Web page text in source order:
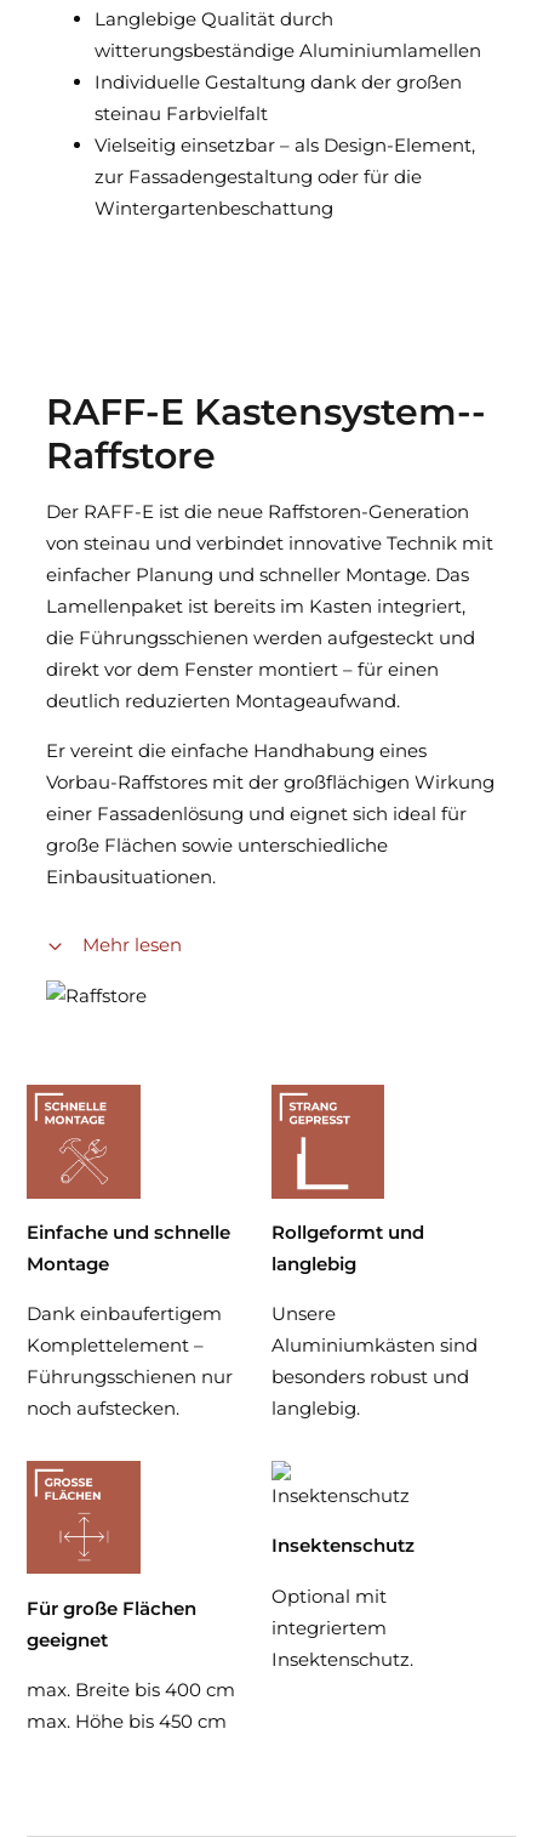
Langlebige Qualität durch
witterungsbeständige Aluminiumlamellen
Individuelle Gestaltung dank der großen
steinau Farbvielfalt
Vielseitig einsetzbar – als Design-Element,
zur Fassadengestaltung oder für die
Wintergartenbeschattung
RAFF-E Kasten­system-­
Raff­store
Der RAFF-E ist die neue Raffstoren-Generation
von steinau und verbindet innovative Technik mit
einfacher Planung und schneller Montage. Das
Lamellenpaket ist bereits im Kasten integriert,
die Führungsschienen werden aufgesteckt und
direkt vor dem Fenster montiert – für einen
deutlich reduzierten Montageaufwand.
Er vereint die einfache Handhabung eines
Vorbau-Raffstores mit der großflächigen Wirkung
einer Fassadenlösung und eignet sich ideal für
große Flächen sowie unterschiedliche
Einbausituationen.
Der RAFF-E integriert sich harmonisch in die
Fassade und ermöglicht eine nahezu stufenlose,
blendfreie Lichtregulierung. Durch die Reflexion
Raumkühlung zu senken. Gleichzeitig bietet er
zuverlässigen Sichtschutz mit regulierbarer
Durchsicht nach außen.
mit integriertem Insektenschutz erhältlich, der
bei Nichtgebrauch unsichtbar im Kasten
geschützt ist.
Mehr lesen
Einfache und schnelle
Montage
Dank einbaufertigem
Komplettelement –
Führungsschienen nur
noch aufstecken.
Rollgeformt und
langlebig
Unsere
Aluminiumkästen sind
besonders robust und
langlebig.
Für große Flächen
geeignet
max. Breite bis 400 cm
max. Höhe bis 450 cm
Insektenschutz
Optional mit
integriertem
Insektenschutz.